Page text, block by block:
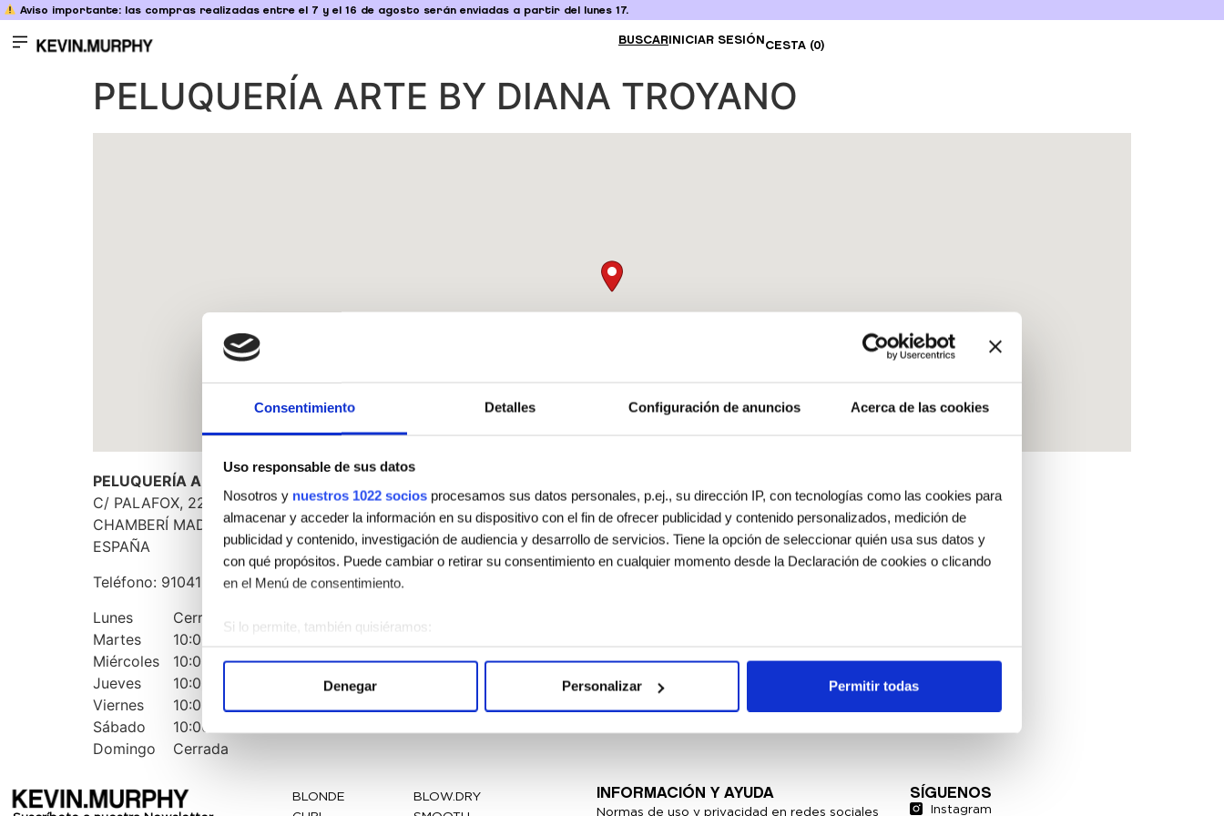
Consentimiento Detalles Configuración de anuncios Acerca de las cookies
Uso responsable de sus datos
Nosotros y nuestros 1022 sociosprocesamos sus datos personales, p.ej., su dirección IP, con tecnologías como las cookies para
almacenar y acceder la información en su dispositivo con el fin de ofrecer publicidad y contenido personalizados, medición de
publicidad y contenido, investigación de audiencia y desarrollo de servicios. Tiene la opción de seleccionar quién usa sus datos y
con qué propósitos. Puede cambiar o retirar su consentimiento en cualquier momento desde la Declaración de cookies o clicando
en el Menú de consentimiento.
Si lo permite, también quisiéramos:
Recopilar información sobre su ubicación geográfica que puede tener una precisión de varios metros
Obtenga más información sobre cómo se procesan sus datos personales y establezca sus preferencias en la
el tráfico. Además, compartimos información sobre el uso que haga del sitio web con nuestros partners de redes sociales,
publicidad y análisis web, quienes pueden combinarla con otra información que les haya proporcionado o que hayan recopilado a
Denegar Personalizar Permitir todas
Aviso importante: las compras realizadas entre el 7 y el 16 de agosto serán enviadas a partir del lunes 17.
BUSCAR INICIAR SESIÓN CESTA (0)
PELUQUERÍA ARTE BY DIANA TROYANO
PELUQUERÍA ARTE BY DIANA TROYANO
C/ PALAFOX, 22 BAJO C
CHAMBERÍ MADRID28010
ESPAÑA
Teléfono: 910412764
Lunes
Cerrada
Martes
10:00 - 20:00
Miércoles
10:00 - 20:00
Jueves
10:00 - 20:00
Viernes
10:00 - 20:00
Sábado
10:00 - 20:00
Domingo
Cerrada
BLONDE
BLOW.DRY
INFORMACIÓN Y AYUDA
Normas de uso y privacidad en redes sociales
SÍGUENOS
Instagram